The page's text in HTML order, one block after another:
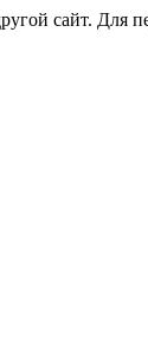
сайт. Для